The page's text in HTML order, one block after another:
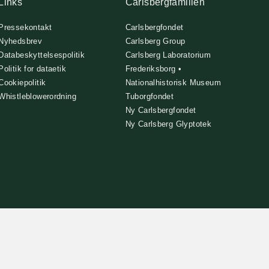
for dataetik
Carlsbergfondet
Carlsberg Group
Carlsberg Laboratorium
Frederiksborg •
Nationalhistorisk Museum
Tuborgfondet
Ny Carlsbergfondet
Ny Carlsberg Glyptotek